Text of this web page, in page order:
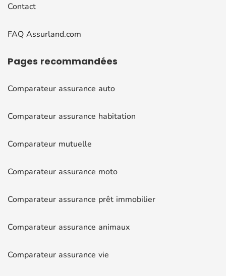
Contact
FAQ Assurland.com
Pages recommandées
Comparateur assurance auto
Comparateur assurance habitation
Comparateur mutuelle
Comparateur assurance moto
Comparateur assurance prêt immobilier
Comparateur assurance animaux
Comparateur assurance vie